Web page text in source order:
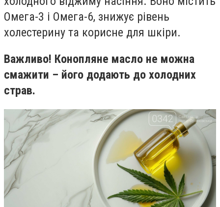
Омега-3 і Омега-6, знижує рівень
холестерину та корисне для шкіри.
Важливо! Конопляне масло не можна
смажити – його додають до холодних
страв.